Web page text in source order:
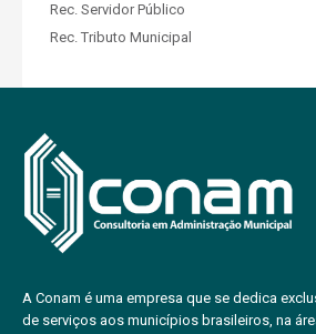
Rec. Servidor Público
Rec. Tributo Municipal
A Conam é uma empresa que se dedica
de serviços aos municípios brasileiros, na